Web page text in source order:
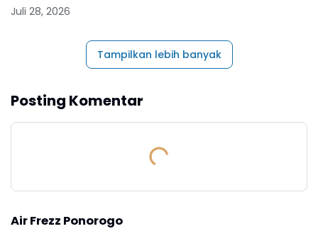
Juli 28, 2026
Tampilkan lebih banyak
Posting Komentar
Air Frezz Ponorogo